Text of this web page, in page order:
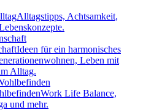
Alltagstipps, Achtsamkeit,
Ideen für ein harmonisches
Leben mit
Alltag.
Work Life Balance,
und mehr.